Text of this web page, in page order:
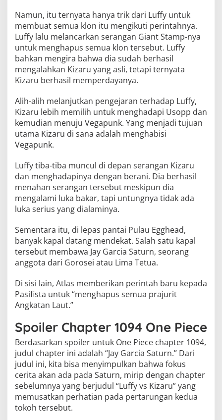
Namun, itu ternyata hanya trik dari Luffy untuk
membuat semua klon itu mengikuti perintahnya.
Luffy lalu melancarkan serangan Giant Stamp-nya
untuk menghapus semua klon tersebut. Luffy
bahkan mengira bahwa dia sudah berhasil
mengalahkan Kizaru yang asli, tetapi ternyata
Kizaru berhasil memperdayanya.
Alih-alih melanjutkan pengejaran terhadap Luffy,
Kizaru lebih memilih untuk menghadapi Usopp dan
kemudian menuju Vegapunk. Yang menjadi tujuan
utama Kizaru di sana adalah menghabisi
Vegapunk.
Luffy tiba-tiba muncul di depan serangan Kizaru
dan menghadapinya dengan berani. Dia berhasil
menahan serangan tersebut meskipun dia
mengalami luka bakar, tapi untungnya tidak ada
luka serius yang dialaminya.
Sementara itu, di lepas pantai Pulau Egghead,
banyak kapal datang mendekat. Salah satu kapal
tersebut membawa Jay Garcia Saturn, seorang
anggota dari Gorosei atau Lima Tetua.
Di sisi lain, Atlas memberikan perintah baru kepada
Pasifista untuk “menghapus semua prajurit
Angkatan Laut.”
Spoiler Chapter 1094 One Piece
Berdasarkan spoiler untuk One Piece chapter 1094,
judul chapter ini adalah “Jay Garcia Saturn.” Dari
judul ini, kita bisa menyimpulkan bahwa fokus
cerita akan ada pada Saturn, mirip dengan chapter
sebelumnya yang berjudul “Luffy vs Kizaru” yang
memusatkan perhatian pada pertarungan kedua
tokoh tersebut.